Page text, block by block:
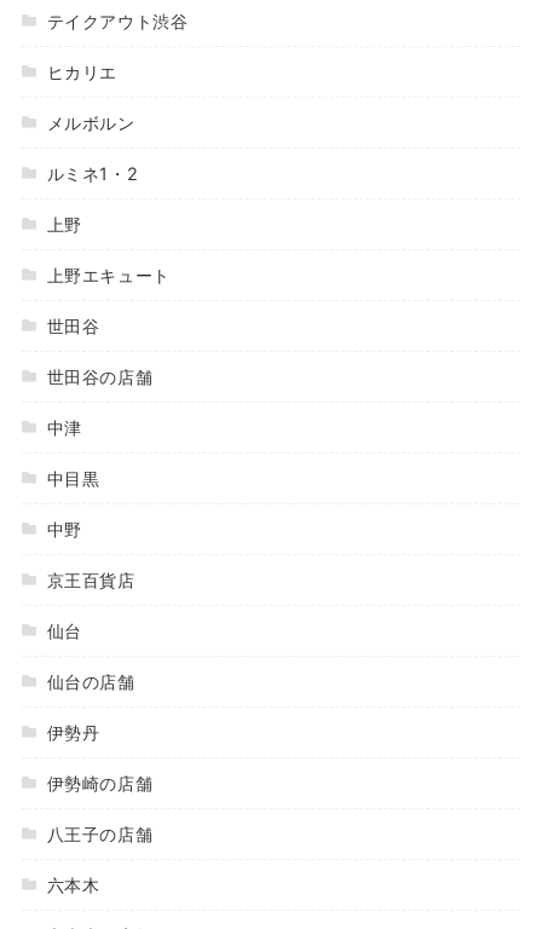
テイクアウト渋谷
ヒカリエ
メルボルン
ルミネ1・2
上野
上野エキュート
世田谷
世田谷の店舗
中津
中目黒
中野
京王百貨店
仙台
仙台の店舗
伊勢丹
伊勢崎の店舗
八王子の店舗
六本木